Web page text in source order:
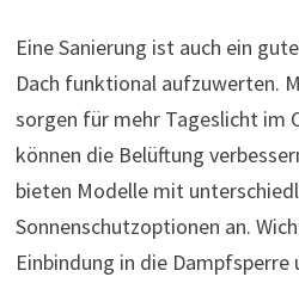
Eine Sanierung ist auch ein
Dach funktional aufzuwerten.
sorgen für mehr Tageslicht im
können die Belüftung
bieten Modelle mit
Sonnenschutzoptionen an.
Einbindung in die Dampfsperre